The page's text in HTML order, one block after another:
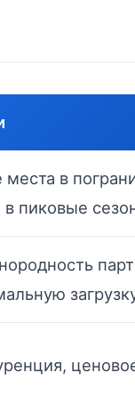
места в
в пиковые